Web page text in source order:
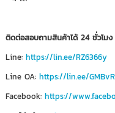
ติดต่อสอบถามสินค้าได้ 24 ชั่วโมง
Line: https://lin.ee/RZ6366y
Line OA: https://lin.ee/
Facebook: https://